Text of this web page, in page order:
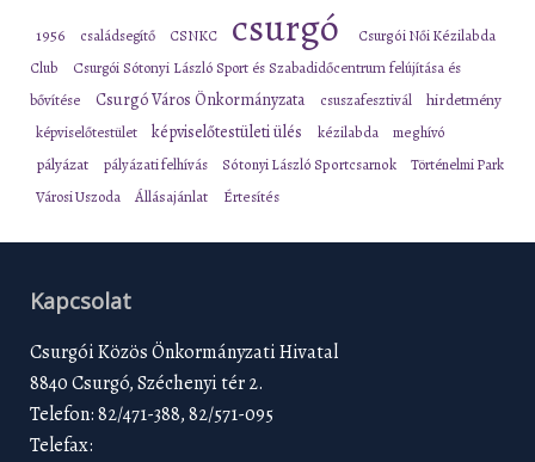
1956 családsegítő CSNKC csurgó
Csurgói Női Kézilabda
Club
Csurgói Sótonyi László Sport és Szabadidőcentrum felújítása és
bővítése
Csurgó Város Önkormányzata csuszafesztivál hirdetmény
képviselőtestület képviselőtestületi ülés kézilabda meghívó
pályázat pályázati felhívás Sótonyi László Sportcsarnok
Történelmi Park
Városi Uszoda
Állásajánlat Értesítés
Kapcsolat
Csurgói Közös Önkormányzati Hivatal
8840 Csurgó, Széchenyi tér 2.
Telefon: 82/471-388, 82/571-095
Telefax: